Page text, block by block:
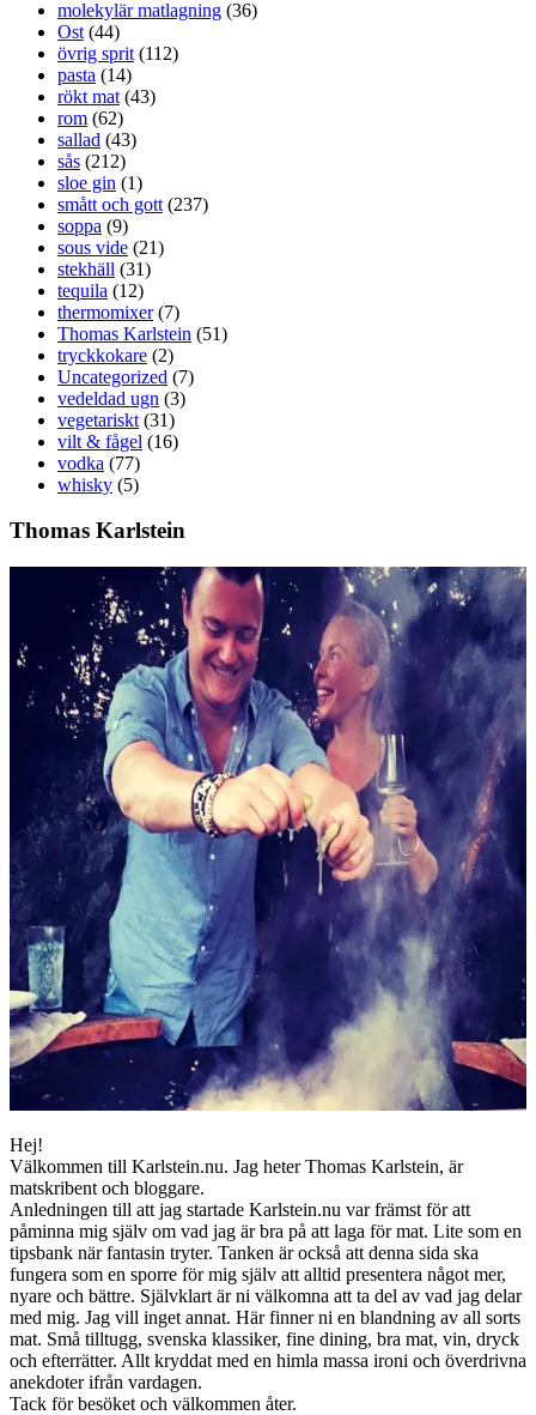
molekylär matlagning (36)
Ost (44)
övrig sprit (112)
pasta (14)
rökt mat (43)
rom (62)
sallad (43)
sås (212)
sloe gin (1)
smått och gott (237)
soppa (9)
sous vide (21)
stekhäll (31)
tequila (12)
thermomixer(7)
Thomas Karlstein (51)
tryckkokare (2)
Uncategorized (7)
vedeldad ugn (3)
vegetariskt (31)
vilt & fågel (16)
vodka (77)
whisky (5)
Thomas Karlstein
Hej!
Välkommen till Karlstein.nu. Jag heter Thomas Karlstein, är
matskribent och bloggare.
Anledningen till att jag startade Karlstein.nu var främst för att
påminna mig själv om vad jag är bra på att laga för mat. Lite som en
tipsbank när fantasin tryter. Tanken är också att denna sida ska
fungera som en sporre för mig själv att alltid presentera något mer,
nyare och bättre. Självklart är ni välkomna att ta del av vad jag delar
med mig. Jag vill inget annat. Här finner ni en blandning av all sorts
mat. Små tilltugg, svenska klassiker, fine dining, bra mat, vin, dryck
och efterrätter. Allt kryddat med en himla massa ironi och överdrivna
anekdoter ifrån vardagen.
Tack för besöket och välkommen åter.